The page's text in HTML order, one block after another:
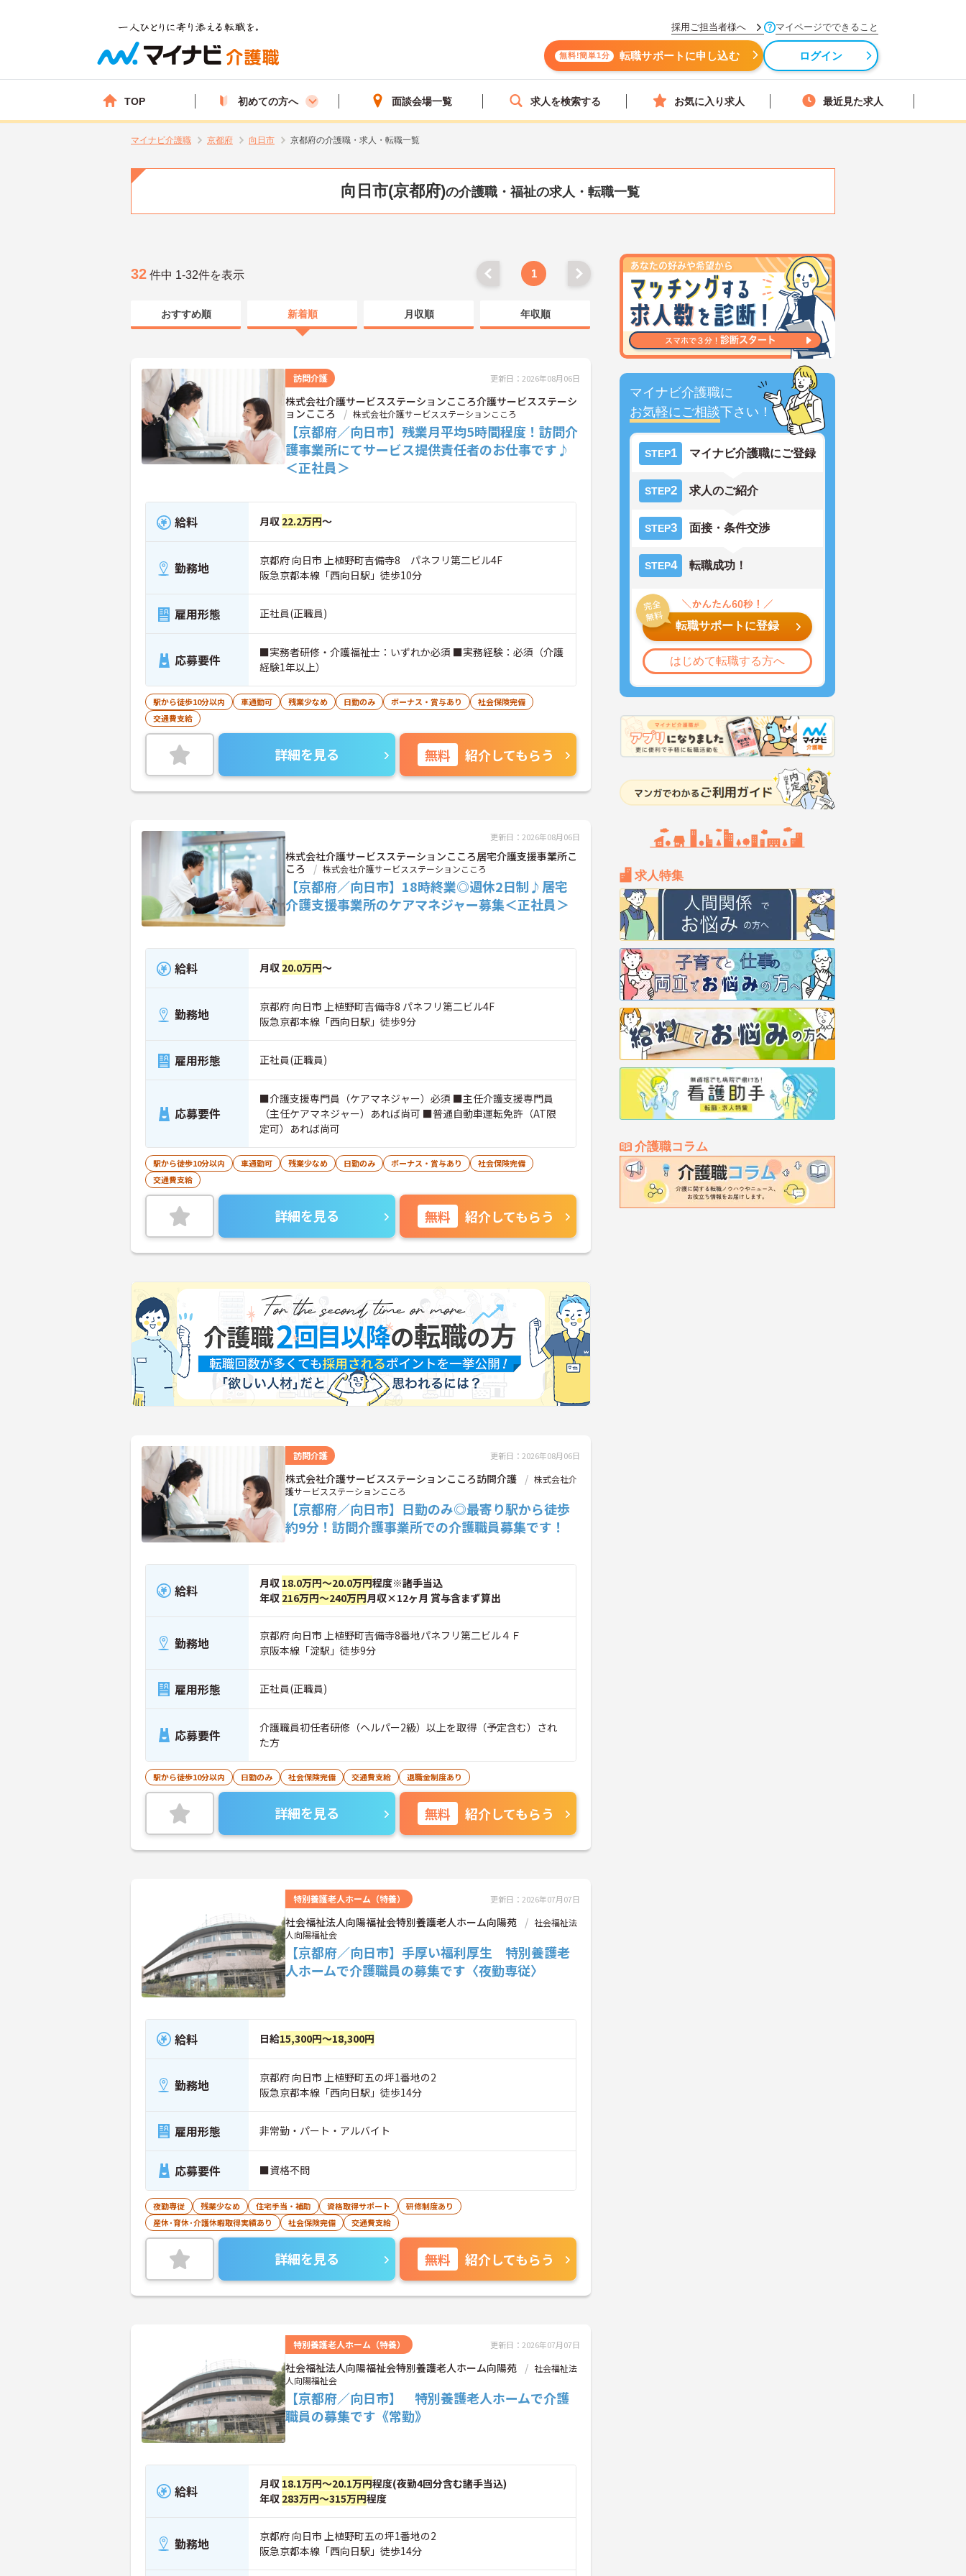
採用ご担当者様へ マイページでできること
無料!簡単1分 転職サポートに申し込む ログイン
TOP 初めての方へ 面談会場一覧 求人を検索する お気に入り求人 最近見た求人
マイナビ介護職 京都府 向日市 京都府の介護職・求人・転職一覧
向日市(京都府)の介護職・福祉の求人・転職一覧
マイナビ介護職に
お気軽にご相談下さい！
STEP1 マイナビ介護職にご登録
STEP2 求人のご紹介
STEP3 面接・条件交渉
STEP4 転職成功！
転職サポートに登録
はじめて転職する方へ
求人特集
介護職コラム
32 件中 1-32件を表示 1
おすすめ順 新着順 月収順 年収順
訪問介護 更新日：2026年08月06日
株式会社介護サービスステーションこころ介護サービスステーシ
ョンこころ
株式会社介護サービスステーションこころ
【京都府／向日市】残業月平均5時間程度！訪問介
護事業所にてサービス提供責任者のお仕事です♪
＜正社員＞
給料 月収 22.2万円～
勤務地
京都府 向日市 上植野町吉備寺8 パネフリ第二ビル4F
阪急京都本線「西向日駅」徒歩10分
雇用形態 正社員(正職員)
応募要件
■実務者研修・介護福祉士：いずれか必須 ■実務経験：必須（介護
経験1年以上）
駅から徒歩10分以内 車通勤可 残業少なめ 日勤のみ ボーナス・賞与あり
社会保険完備
交通費支給
詳細を見る 無料 紹介してもらう
更新日：2026年08月06日
株式会社介護サービスステーションこころ居宅介護支援事業所こ
ころ
株式会社介護サービスステーションこころ
【京都府／向日市】18時終業◎週休2日制♪居宅
介護支援事業所のケアマネジャー募集＜正社員＞
給料 月収 20.0万円～
勤務地
京都府 向日市 上植野町吉備寺8 パネフリ第二ビル4F
阪急京都本線「西向日駅」徒歩9分
雇用形態 正社員(正職員)
応募要件
■介護支援専門員（ケアマネジャー）必須 ■主任介護支援専門員
（主任ケアマネジャー）あれば尚可 ■普通自動車運転免許（AT限
定可）あれば尚可
駅から徒歩10分以内 車通勤可 残業少なめ 日勤のみ ボーナス・賞与あり
社会保険完備
交通費支給
詳細を見る 無料 紹介してもらう
訪問介護 更新日：2026年08月06日
株式会社介護サービスステーションこころ訪問介護
株式会社介
護サービスステーションこころ
【京都府／向日市】日勤のみ◎最寄り駅から徒歩
約9分！訪問介護事業所での介護職員募集です！
給料 月収 18.0万円～20.0万円程度※諸手当込
年収 216万円～240万円月収×12ヶ月 賞与含まず算出
勤務地
京都府 向日市 上植野町吉備寺8番地パネフリ第二ビル４Ｆ
京阪本線「淀駅」徒歩9分
雇用形態 正社員(正職員)
応募要件
介護職員初任者研修（ヘルパー2級）以上を取得（予定含む）され
た方
駅から徒歩10分以内 日勤のみ 社会保険完備 交通費支給 退職金制度あり
詳細を見る 無料 紹介してもらう
特別養護老人ホーム（特養） 更新日：2026年07月07日
社会福祉法人向陽福祉会特別養護老人ホーム向陽苑
社会福祉法
人向陽福祉会
【京都府／向日市】手厚い福利厚生 特別養護老
人ホームで介護職員の募集です〈夜勤専従〉
給料 日給15,300円～18,300円
勤務地
京都府 向日市 上植野町五の坪1番地の2
阪急京都本線「西向日駅」徒歩14分
雇用形態 非常勤・パート・アルバイト
応募要件 ■資格不問
夜勤専従 残業少なめ 住宅手当・補助 資格取得サポート
研修制度あり
産休･育休･介護休暇取得実績あり
社会保険完備 交通費支給
詳細を見る 無料 紹介してもらう
特別養護老人ホーム（特養） 更新日：2026年07月07日
社会福祉法人向陽福祉会特別養護老人ホーム向陽苑
社会福祉法
人向陽福祉会
【京都府／向日市】 特別養護老人ホームで介護
職員の募集です《常勤》
給料 月収 18.1万円～20.1万円程度(夜勤4回分含む諸手当込)
年収 283万円～315万円程度
勤務地
京都府 向日市 上植野町五の坪1番地の2
阪急京都本線「西向日駅」徒歩14分